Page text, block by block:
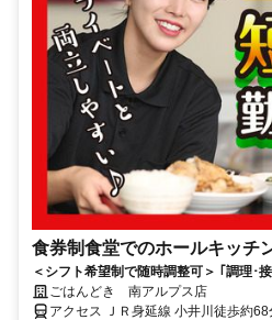
食券制食堂でのホールキッチ
＜シフト希望制で随時調整可＞ ｢調理･
基礎から丁寧にフォローアップ！
ごはんどき 南アルプス店
アクセス ＪＲ身延線 小井川徒歩約